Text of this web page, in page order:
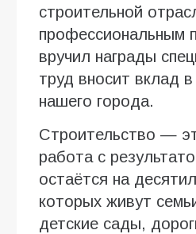
строительной
профессиональным
вручил награды
труд вносит вклад
нашего города.
Строительство —
работа с
остаётся на
которых живут
детские сады,